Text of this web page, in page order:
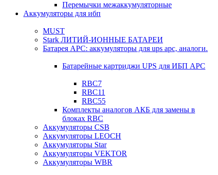
Перемычки межаккумуляторные
Аккумуляторы для ибп
MUST
Stark ЛИТИЙ-ИОННЫЕ БАТАРЕИ
Батарея APC: аккумуляторы для ups apc, аналоги.
Батарейные картриджи UPS для ИБП APC
RBC7
RBC11
RBC55
Комплекты аналогов АКБ для замены в
блоках RBC
Аккумуляторы CSB
Аккумуляторы LEOCH
Аккумуляторы Star
Аккумуляторы VEKTOR
Аккумуляторы WBR